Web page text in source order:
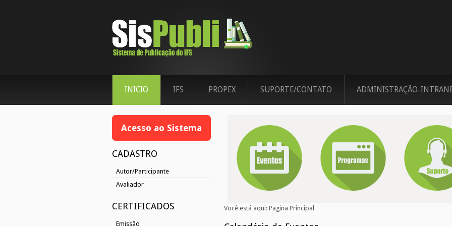
INICIO IFS PROPEX SUPORTE/CONTATO ADMINISTRAÇÃO-
Acesso ao Sistema
CADASTRO
Autor/Participante
Avaliador
CERTIFICADOS
Emissão
Você está aqui: Pagina Principal